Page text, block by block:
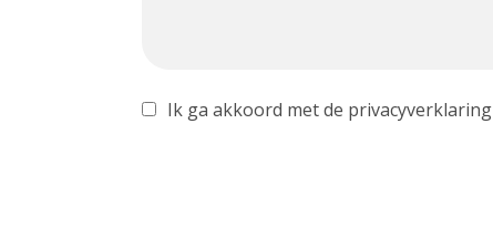
Ik ga akkoord met de privacyverklaring